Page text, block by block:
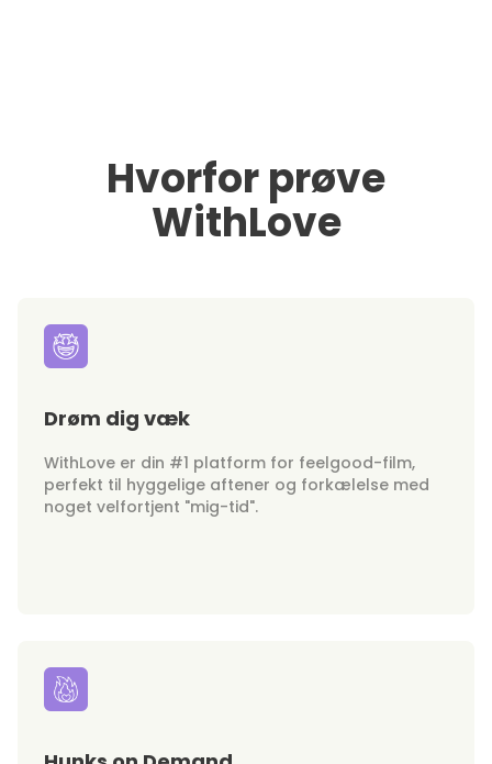
Hvorfor prøve
WithLove
Drøm dig væk
WithLove er din #1 platform for feelgood-film,
perfekt til hyggelige aftener og forkælelse med
noget velfortjent "mig-tid".